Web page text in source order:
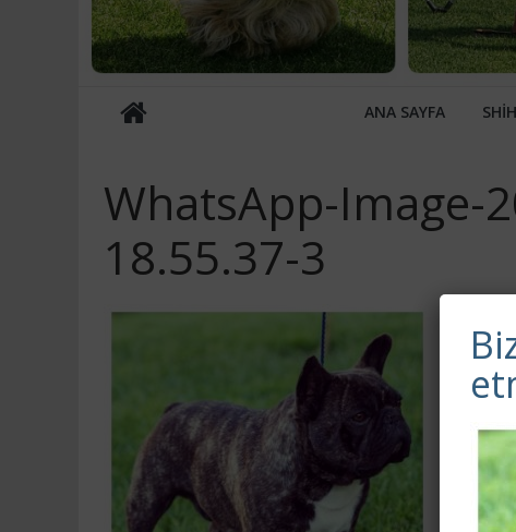
ANA SAYFA
WhatsApp-Image-
18.55.37-3